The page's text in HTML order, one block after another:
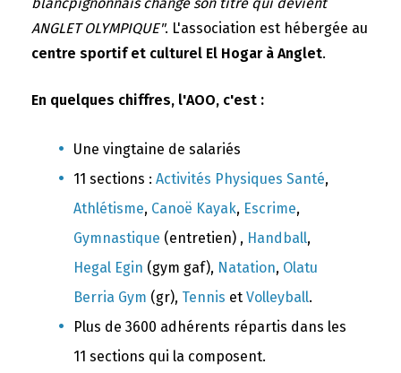
ANGLET OLYMPIQUE". L'association est hébergée au
centre sportif et culturel El Hogar à Anglet.
En quelques chiffres, l'AOO, c'est :
Une vingtaine de salariés
11 sections : Activités Physiques Santé,
Athlétisme, Canoë Kayak, Escrime,
Gymnastique (entretien) , Handball,
Hegal Egin (gym gaf), Natation, Olatu
Berria Gym (gr), Tennis et Volleyball.
Plus de 3600 adhérents répartis dans les
11 sections qui la composent.